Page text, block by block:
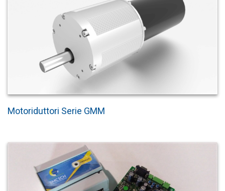
Motoriduttori Serie GMM